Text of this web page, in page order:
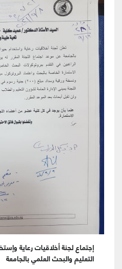
إجتماع لجنة أخلاقيات رعاية
التعليم والبحث العلمي بالجامعة